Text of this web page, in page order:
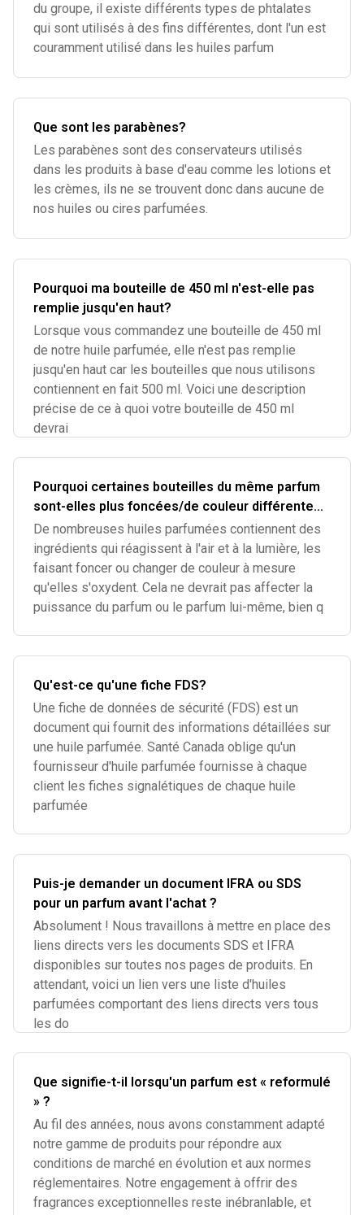
du groupe, il existe différents types de phtalates
qui sont utilisés à des fins différentes, dont l'un est
couramment utilisé dans les huiles parfum
Que sont les parabènes?
Les parabènes sont des conservateurs utilisés
dans les produits à base d'eau comme les lotions et
les crèmes, ils ne se trouvent donc dans aucune de
nos huiles ou cires parfumées.
Pourquoi ma bouteille de 450 ml n'est-elle pas
remplie jusqu'en haut?
Lorsque vous commandez une bouteille de 450 ml
de notre huile parfumée, elle n'est pas remplie
jusqu'en haut car les bouteilles que nous utilisons
contiennent en fait 500 ml. Voici une description
précise de ce à quoi votre bouteille de 450 ml
devrai
Pourquoi certaines bouteilles du même parfum
sont-elles plus foncées/de couleur différente
que d'autres?
De nombreuses huiles parfumées contiennent des
ingrédients qui réagissent à l'air et à la lumière, les
faisant foncer ou changer de couleur à mesure
qu'elles s'oxydent. Cela ne devrait pas affecter la
puissance du parfum ou le parfum lui-même, bien q
Qu'est-ce qu'une fiche FDS?
Une fiche de données de sécurité (FDS) est un
document qui fournit des informations détaillées sur
une huile parfumée. Santé Canada oblige qu'un
fournisseur d'huile parfumée fournisse à chaque
client les fiches signalétiques de chaque huile
parfumée
Puis-je demander un document IFRA ou SDS
pour un parfum avant l'achat ?
Absolument ! Nous travaillons à mettre en place des
liens directs vers les documents SDS et IFRA
disponibles sur toutes nos pages de produits. En
attendant, voici un lien vers une liste d'huiles
parfumées comportant des liens directs vers tous
les do
Que signifie-t-il lorsqu'un parfum est « reformulé
» ?
Au fil des années, nous avons constamment adapté
notre gamme de produits pour répondre aux
conditions de marché en évolution et aux normes
réglementaires. Notre engagement à offrir des
fragrances exceptionnelles reste inébranlable, et